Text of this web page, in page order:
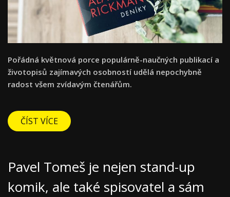
Pořádná květnová porce populárně-naučných publikací a
životopisů zajímavých osobností udělá nepochybně
radost všem zvídavým čtenářům.
ČÍST VÍCE
Pavel Tomeš je nejen stand-up
komik, ale také spisovatel a sám